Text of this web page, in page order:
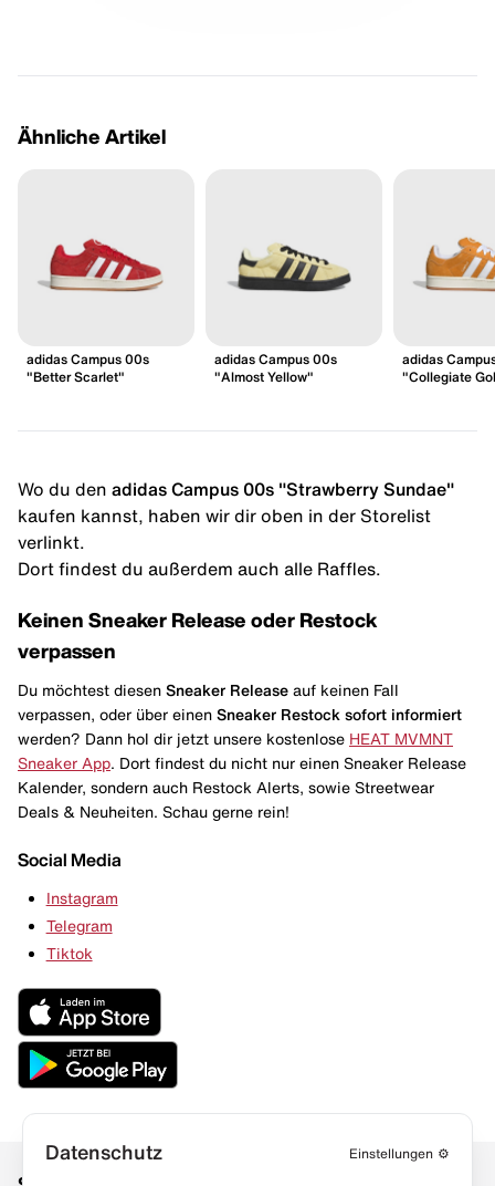
Ähnliche Artikel
adidas Campus 00s
"Better Scarlet"
adidas Campus 00s
"Almost Yellow"
adidas
"Collegiate
Wo du den adidas Campus 00s "Strawberry Sundae"
kaufen kannst, haben wir dir oben in der Storelist
verlinkt.
Dort findest du außerdem auch alle Raffles.
Keinen Sneaker Release oder Restock
verpassen
Du möchtest diesen Sneaker Release auf keinen Fall
verpassen, oder über einen Sneaker Restock sofort informiert
werden? Dann hol dir jetzt unsere kostenlose HEAT MVMNT
Sneaker App . Dort findest du nicht nur einen Sneaker Release
Kalender, sondern auch Restock Alerts, sowie Streetwear
Deals & Neuheiten. Schau gerne rein!
Social Media
Instagram
Telegram
Tiktok
Datenschutz Einstellungen ⚙️